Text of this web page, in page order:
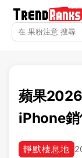
蘋果
iPhone
靜默棲息地